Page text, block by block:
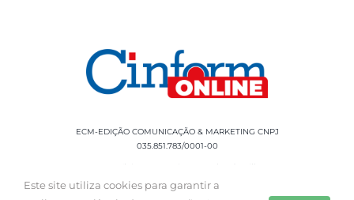
ECM-EDIÇÃO COMUNICAÇÃO & MARKETING CNPJ
035.851.783/0001-00
Rua Sílvio Cesar Leite, 90 Salgado Filho -
Aracaju, SE, CEP: 49020-060 Fone: +55 79
Este site utiliza cookies para garantir a